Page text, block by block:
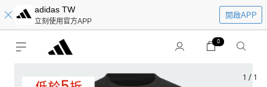
adidas TW
立刻使用官方APP
開啟APP
0
1 / 1